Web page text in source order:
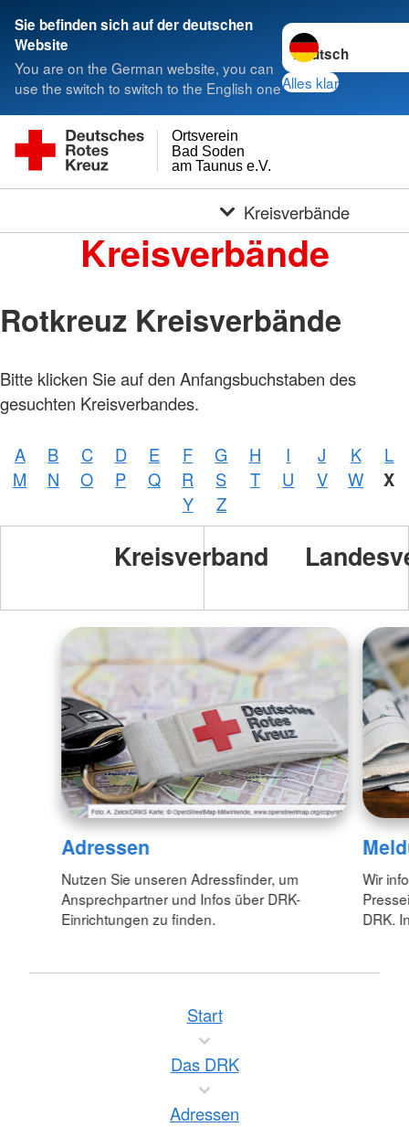
Sie befinden sich auf der deutschen
Website
You are on the German website, you can
use the switch to switch to the English one
Sprache wechseln
Alles klar
am Taunus e.V.
Bad Soden
Ortsverein
Kreisverbände
Kreisverbände
Rotkreuz Kreisverbände
Bitte klicken Sie auf den Anfangsbuchstaben des
gesuchten Kreisverbandes.
A B C D E F G H I J K
L
M
N O P Q R S T U V W X
Y Z
Kreisverband
Adressen
Nutzen Sie unseren Adressfinder, um
Ansprechpartner und Infos über DRK-
Einrichtungen zu finden.
Wir
DRK.
Start
Das DRK
Adressen